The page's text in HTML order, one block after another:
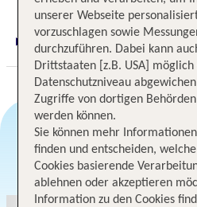
Digitaler und
unserer Webseite
vorzuschlagen sowie
durchzuführen. Dabei kann
Drittstaaten [z.B. USA]
Datenschutzniveau
Zugriffe von dortigen
werden können.
Sie können mehr
finden und entscheiden,
Cookies basierende
ablehnen oder akzeptieren
Information zu den Cookies